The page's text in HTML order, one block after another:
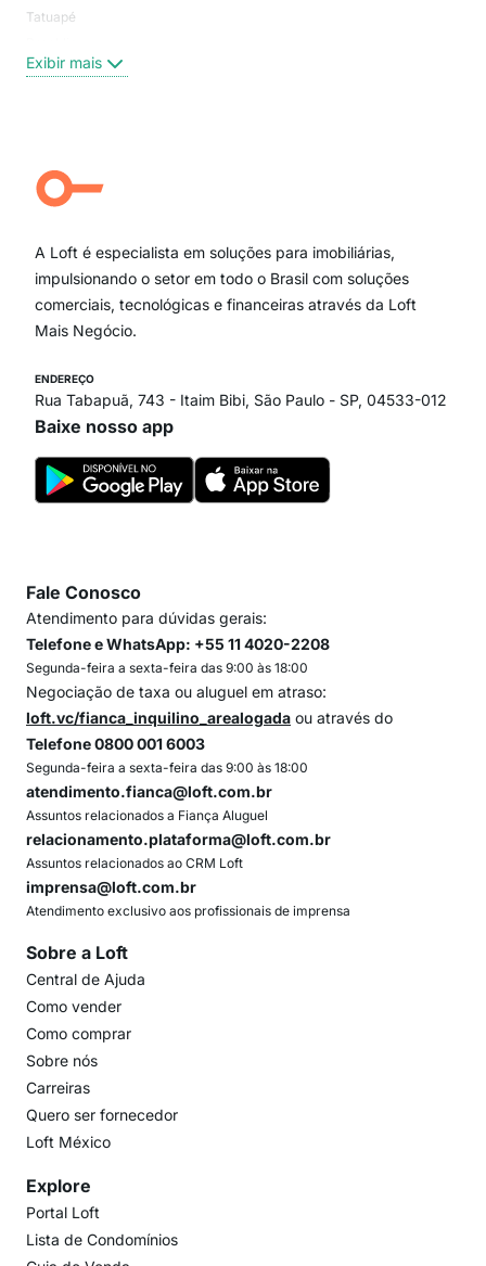
Tatuapé
Centro
Campo Belo
Ipiranga
Paraíso
Itaim Bibi
Exibir mais
A Loft é especialista em soluções para imobiliárias,
impulsionando o setor em todo o Brasil com soluções
comerciais, tecnológicas e financeiras através da Loft
Mais Negócio.
ENDEREÇO
Rua Tabapuã, 743 - Itaim Bibi, São Paulo - SP, 04533-012
Baixe nosso app
Fale Conosco
Atendimento para dúvidas gerais:
Telefone e WhatsApp: +55 11 4020-2208
Segunda-feira a sexta-feira das 9:00 às 18:00
Negociação de taxa ou aluguel em atraso:
loft.vc/fianca_inquilino_arealogada ou através do
Telefone 0800 001 6003
Segunda-feira a sexta-feira das 9:00 às 18:00
atendimento.fianca@loft.com.br
Assuntos relacionados a Fiança Aluguel
relacionamento.plataforma@loft.com.br
Assuntos relacionados ao CRM Loft
imprensa@loft.com.br
Atendimento exclusivo aos profissionais de imprensa
Sobre a Loft
Central de Ajuda
Como vender
Como comprar
Sobre nós
Carreiras
Quero ser fornecedor
Loft México
Explore
Portal Loft
Lista de Condomínios